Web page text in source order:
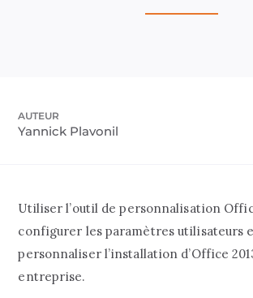
AUTEUR
Yannick Plavonil
Utiliser l’outil de personnalisation
configurer les paramètres utilisateurs
personnaliser l’installation d’Office
entreprise.